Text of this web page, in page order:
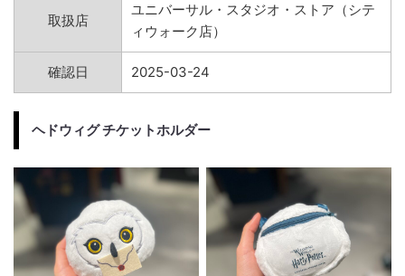
取扱店
ユニバーサル・スタジオ・ストア（シテ
ィウォーク店）
確認日 2025-03-24
ヘドウィグ チケットホルダー